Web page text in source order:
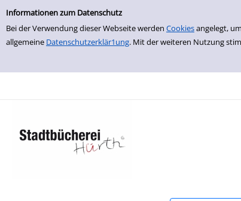
Einfache Suche
Informationen zum Datenschutz
Bei der Verwendung dieser Webseite werden Cookiesangelegt,
allgemeine Datenschutzerklär1ung. Mit der weiteren Nutzung
zur Navigation springen
zum Inhalt springen
Zur Detailanzeige springen